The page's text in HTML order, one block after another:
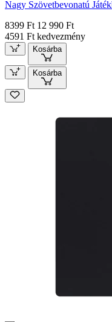
Nagy Szövetbevonatú
8399 Ft 12 990 Ft
4591 Ft kedvezmény
Kosárba
Kosárba